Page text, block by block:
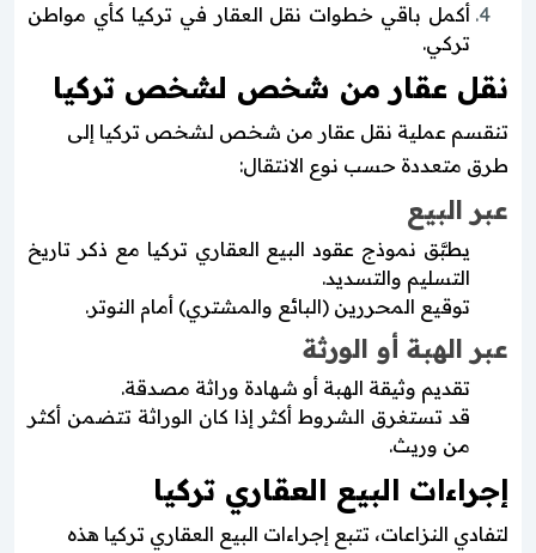
أكمل باقي خطوات نقل العقار في تركيا كأي مواطن
تركي.
نقل عقار من شخص لشخص تركيا
تنقسم عملية نقل عقار من شخص لشخص تركيا إلى
طرق متعددة حسب نوع الانتقال:
عبر البيع
يطبَّق نموذج عقود البيع العقاري تركيا مع ذكر تاريخ
التسليم والتسديد.
توقيع المحررين (البائع والمشتري) أمام النوتر.
عبر الهبة أو الورثة
تقديم وثيقة الهبة أو شهادة وراثة مصدقة.
قد تستغرق الشروط أكثر إذا كان الوراثة تتضمن أكثر
من وريث.
إجراءات البيع العقاري تركيا
لتفادي النزاعات، تتبع إجراءات البيع العقاري تركيا هذه